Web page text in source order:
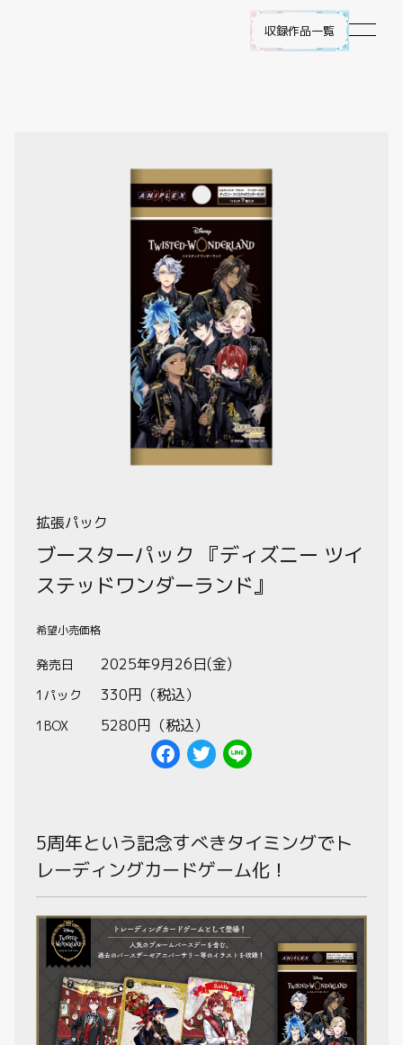
収録作品一覧
遊び方
ビルディバイド -ブライト- とは
ゲームプレイ
FAQ
エラッタ
制限・禁止カード
カード検索・デッキ構築
デッキ検索
大会・イベント
おすすめデッキ
取扱店舗一覧
拡張パック
ブースターパック 『ディズニー ツイ
ステッドワンダーランド』
希望小売価格
発売日 2025年9月26日(金)
1パック 330円（税込）
1BOX 5280円（税込）
5周年という記念すべきタイミングでト
レーディングカードゲーム化！